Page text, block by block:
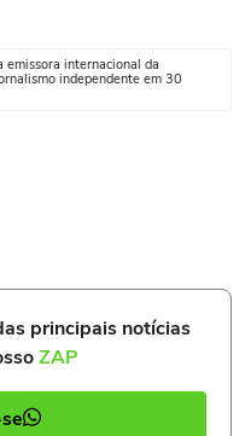
emissora internacional da
independente em 30
principais notícias
ZAP